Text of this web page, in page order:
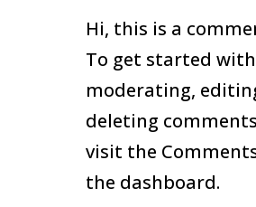
Hi, this is a
To get started with
moderating,
deleting
visit the
the dashboard.